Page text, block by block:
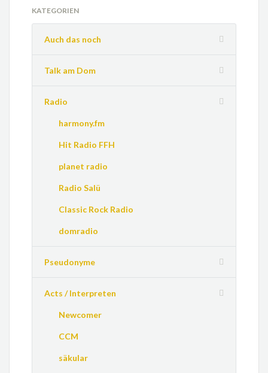
KATEGORIEN
Auch das noch
Talk am Dom
Radio
harmony.fm
Hit Radio FFH
planet radio
Radio Salü
Classic Rock Radio
domradio
Pseudonyme
Acts / Interpreten
Newcomer
CCM
säkular